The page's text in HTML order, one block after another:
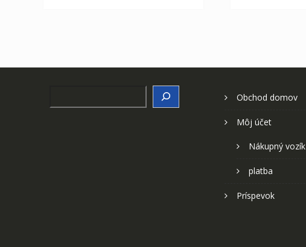
Obchod domov
Môj účet
Nákupný vozík
platba
Príspevok